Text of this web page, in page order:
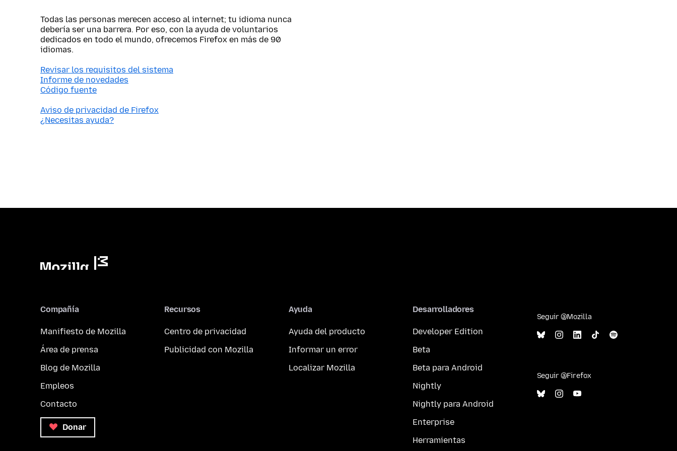
Todas las personas merecen acceso al internet; tu idioma nunca
debería ser una barrera. Por eso, con la ayuda de voluntarios
dedicados en todo el mundo, ofrecemos Firefox en más de 90
idiomas.
Revisar los requisitos del sistema
Informe de novedades
Código fuente
Aviso de privacidad de Firefox
¿Necesitas ayuda?
Compañía
Manifiesto de Mozilla
Área de prensa
Blog de Mozilla
Empleos
Contacto
Donar
Recursos
Centro de privacidad
Publicidad con Mozilla
Ayuda
Ayuda del producto
Informar un error
Localizar Mozilla
Desarrolladores
Developer Edition
Beta
Beta para Android
Nightly
Nightly para Android
Enterprise
Herramientas
Seguir @Mozilla
Seguir @Firefox